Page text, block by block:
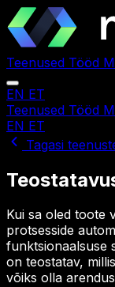
Teenused Tööd
EN ET
Teenused Tööd
EN ET
Tagasi
Kui sa oled toote
protsesside
funktsionaalsuse
on teostatav,
võiks olla